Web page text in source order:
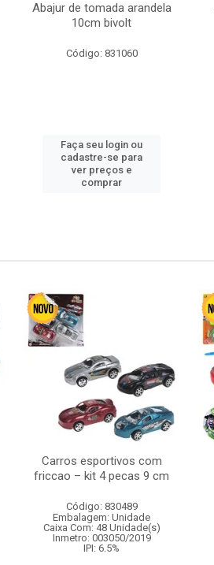
Abajur de tomada arandela
10cm bivolt
Código: 831060
Faça seu login ou
cadastre-se para
ver preços e
comprar
Carros esportivos com
friccao – kit 4 pecas 9 cm
Código: 830489
Embalagem: Unidade
Caixa Com: 48 Unidade(s)
Inmetro: 003050/2019
IPI: 6.5%